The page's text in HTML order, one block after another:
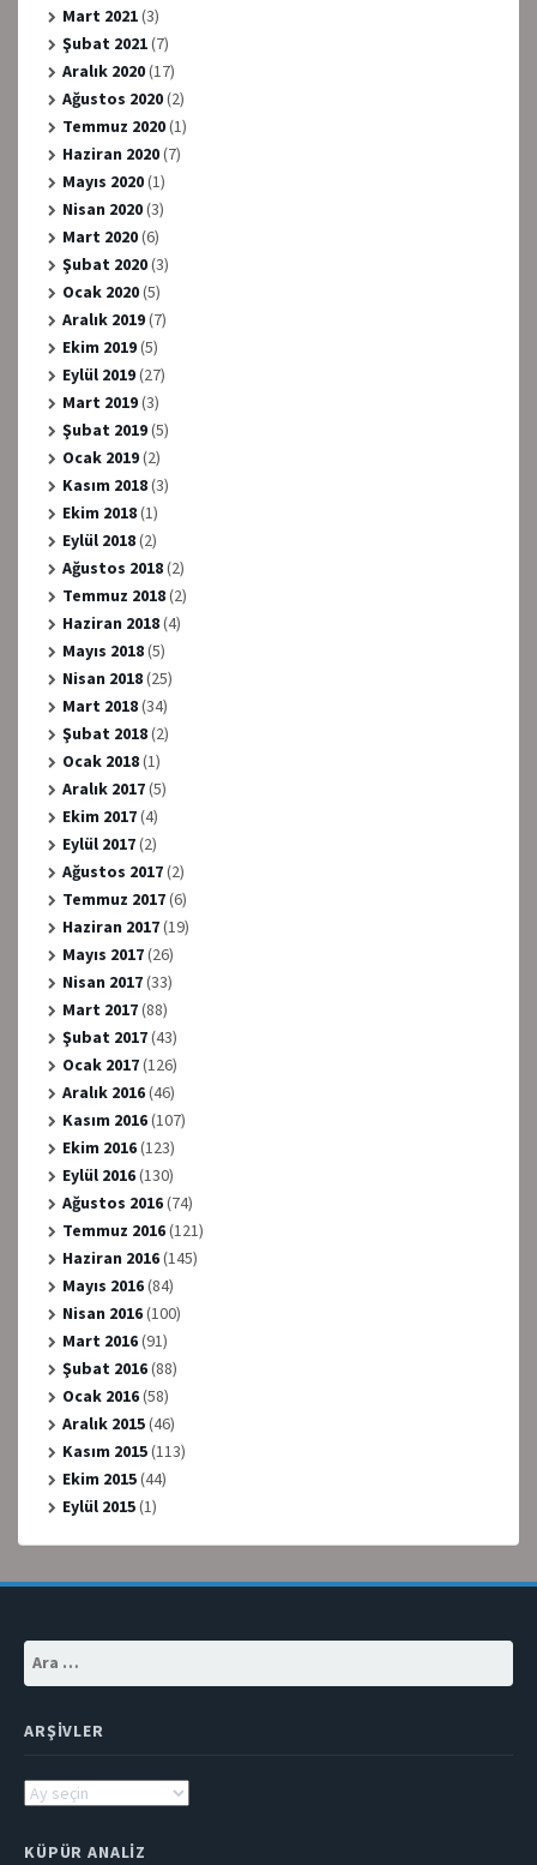
Mart 2021(3)
Şubat 2021(7)
Aralık 2020(17)
Ağustos 2020(2)
Temmuz 2020(1)
Haziran 2020(7)
Mayıs 2020(1)
Nisan 2020(3)
Mart 2020(6)
Şubat 2020(3)
Ocak 2020(5)
Aralık 2019(7)
Ekim 2019(5)
Eylül 2019(27)
Mart 2019(3)
Şubat 2019(5)
Ocak 2019(2)
Kasım 2018(3)
Ekim 2018(1)
Eylül 2018(2)
Ağustos 2018(2)
Temmuz 2018(2)
Haziran 2018(4)
Mayıs 2018(5)
Nisan 2018(25)
Mart 2018(34)
Şubat 2018(2)
Ocak 2018(1)
Aralık 2017(5)
Ekim 2017(4)
Eylül 2017(2)
Ağustos 2017(2)
Temmuz 2017(6)
Haziran 2017(19)
Mayıs 2017(26)
Nisan 2017(33)
Mart 2017(88)
Şubat 2017(43)
Ocak 2017(126)
Aralık 2016(46)
Kasım 2016(107)
Ekim 2016(123)
Eylül 2016(130)
Ağustos 2016(74)
Temmuz 2016(121)
Haziran 2016(145)
Mayıs 2016(84)
Nisan 2016(100)
Mart 2016(91)
Şubat 2016(88)
Ocak 2016(58)
Aralık 2015(46)
Kasım 2015(113)
Ekim 2015(44)
Eylül 2015(1)
Arama:
ARŞIVLER
Arşivler
KÜPÜR ANALIZ